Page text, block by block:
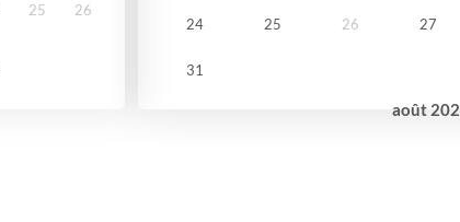
25 26
août
24 25 26 27
31